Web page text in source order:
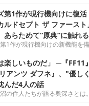
第1作が現行機向けに復
ルドセプト ザ ファース
あらためて“原典”に触れ
1作が現行機向けの新機能を
楽しいものだ」 ─『FF11
アンツ ダフネ』、"優し
んだ4人の話
の住人たちが語る奥深さとは。